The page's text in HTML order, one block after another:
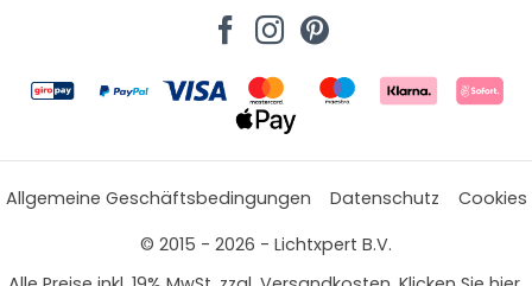
Allgemeine Geschäftsbedingungen Datenschutz
Cookies
© 2015 - 2026 - Lichtxpert B.V.